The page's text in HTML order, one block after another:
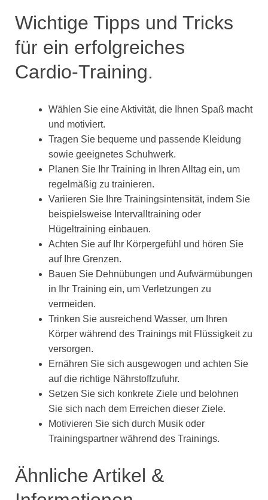
Wichtige Tipps und Tricks
für ein erfolgreiches
Cardio-Training.
Wählen Sie eine Aktivität, die Ihnen Spaß macht
und motiviert.
Tragen Sie bequeme und passende Kleidung
sowie geeignetes Schuhwerk.
Planen Sie Ihr Training in Ihren Alltag ein, um
regelmäßig zu trainieren.
Variieren Sie Ihre Trainingsintensität, indem Sie
beispielsweise Intervalltraining oder
Hügeltraining einbauen.
Achten Sie auf Ihr Körpergefühl und hören Sie
auf Ihre Grenzen.
Bauen Sie Dehnübungen und Aufwärmübungen
in Ihr Training ein, um Verletzungen zu
vermeiden.
Trinken Sie ausreichend Wasser, um Ihren
Körper während des Trainings mit Flüssigkeit zu
versorgen.
Ernähren Sie sich ausgewogen und achten Sie
auf die richtige Nährstoffzufuhr.
Setzen Sie sich konkrete Ziele und belohnen
Sie sich nach dem Erreichen dieser Ziele.
Motivieren Sie sich durch Musik oder
Trainingspartner während des Trainings.
Ähnliche Artikel &